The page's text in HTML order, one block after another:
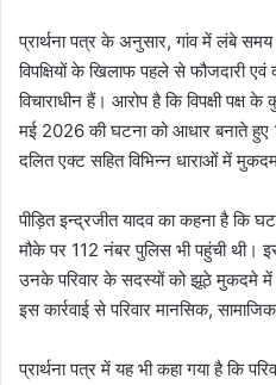
प्रार्थना पत्र के अनुसार, गांव में लंबे
विपक्षियों के खिलाफ पहले से फौजदारी एवं
विचाराधीन हैं। आरोप है कि विपक्षी पक्ष
मई 2026 की घटना को आधार बनाते हुए
दलित एक्ट सहित विभिन्न धाराओं में
पीड़ित इन्द्रजीत यादव का कहना है कि
मौके पर 112 नंबर पुलिस भी पहुंची थी।
उनके परिवार के सदस्यों को झूठे मुकदमे में
इस कार्रवाई से परिवार मानसिक,
प्रार्थना पत्र में यह भी कहा गया है कि